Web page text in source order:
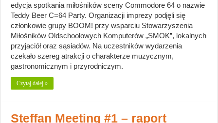
edycja spotkania miłośników sceny Commodore 64 o nazwie
Teddy Beer C=64 Party. Organizacji imprezy podjęli się
członkowie grupy BOOM! przy wsparciu Stowarzyszenia
Miłośników Oldschoolowych Komputerów „SMOK”, lokalnych
przyjaciół oraz sąsiadów. Na uczestników wydarzenia
czekało szereg atrakcji o charakterze muzycznym,
gastronomicznym i przyrodniczym.
Czytaj dalej »
Steffan Meeting #1 – raport